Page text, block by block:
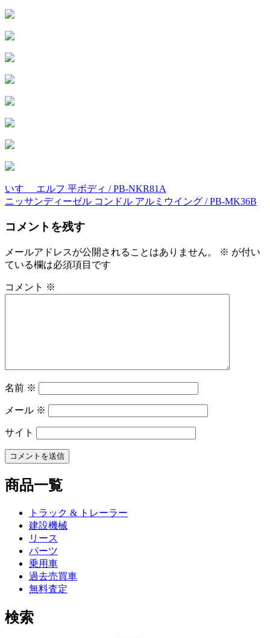
投
稿
ナ
ビ
ゲ
ー
いすゞ エルフ 平ボディ / PB-NKR81A
ニッサンディーゼル コンドル アルミウイング / PB-MK36B
コメントを残す
メールアドレスが公開されることはありません。 ※ が付い
ている欄は必須項目です
コメント ※
名前 ※
メール ※
サイト
商品一覧
トラック & トレーラー
建設機械
リース
パーツ
乗用車
過去売買車
無料査定
検索